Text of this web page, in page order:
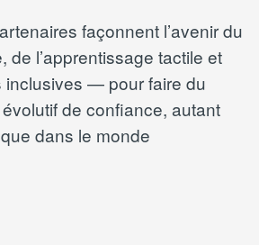
façonnent l’avenir du
de l’apprentissage tactile et
inclusives — pour faire du
de confiance, autant
dans le monde